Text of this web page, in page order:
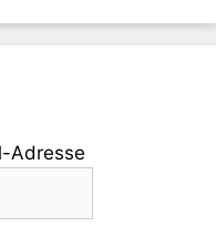
Adresse